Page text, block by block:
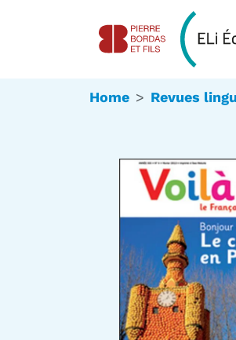
Home Revues